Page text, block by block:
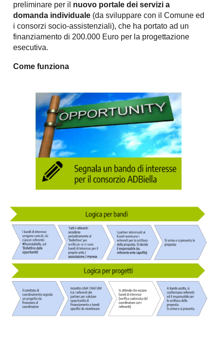
preliminare per il nuovo portale dei servizi a
domanda individuale (da sviluppare con il Comune ed
i consorzi socio-assistenziali), che ha portato ad un
finanziamento di 200.000 Euro per la progettazione
esecutiva.
Come funziona